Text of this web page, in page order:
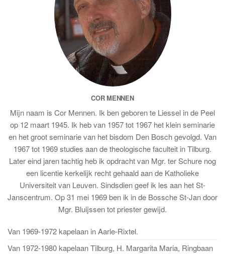
COR MENNEN
Mijn naam is Cor Mennen. Ik ben geboren te Liessel in de Peel
op 12 maart 1945. Ik heb van 1957 tot 1967 het klein seminarie
en het groot seminarie van het bisdom Den Bosch gevolgd. Van
1967 tot 1969 studies aan de theologische faculteit in Tilburg.
Later eind jaren tachtig heb ik opdracht van Mgr. ter Schure nog
een licentie kerkelijk recht gehaald aan de Katholieke
Universiteit van Leuven. Sindsdien geef ik les aan het St-
Janscentrum. Op 31 mei 1969 ben ik in de Bossche St-Jan door
Mgr. Bluijssen tot priester gewijd.
Van 1969-1972 kapelaan in Aarle-Rixtel.
Van 1972-1980 kapelaan Tilburg, H. Margarita Maria, Ringbaan